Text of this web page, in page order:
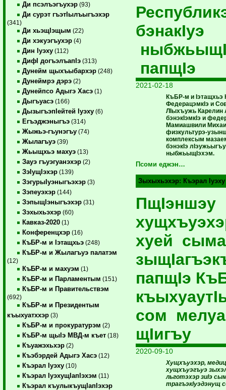
Ди псэлъэгъухэр (93)
Ди сурэт гъэтIылъыгъэхэр
(341)
Ди хьэщIэщым (22)
Ди хэкуэгъухэр (4)
Дин Iуэху (112)
ДифI догъэлъапIэ (313)
Дунейм щыхъыбархэр (248)
Дунеймрэ дэрэ (2)
Дунейпсо Адыгэ Хасэ (1)
Дыгъуасэ (166)
ДызыгъэпIейтей Iуэху (6)
Егъэджэныгъэ (314)
Жыжьэ-гъунэгъу (74)
Жылагъуэ (39)
Жьыщхьэ махуэ (13)
Зауэ гъуэгуанэхэр (2)
ЗэIущIэхэр (139)
ЗэгурыIуэныгъэхэр (3)
Зэпеуэхэр (144)
ЗэпыщIэныгъэхэр (31)
Зэхыхьэхэр (60)
Кавказ-2020 (1)
Конференцхэр (16)
КъБР-м и Iэтащхьэ (248)
КъБР-м и Жылагъуэ палатэм
(12)
КъБР-м и махуэм (1)
КъБР-м и Парламентым (151)
КъБР-м и Правительствэм
(692)
КъБР-м и Президентым
къыхуатххэр (3)
КъБР-м и прокуратурэм (2)
КъБР-м щыIэ МВД-м къет (18)
Къуажэхьхэр (2)
Къэбэрдей Адыгэ Хасэ (12)
Къэрал Iуэху (10)
Къэрал IуэхущIапIэхэм (11)
Къэрал къулыкъущIапIэхэр
бэнакIуэ
папщIэ
2021-02-18
КъБР-м и Iэтащхьэ
ФедерацэмкIэ и
ЛIыхъужь Карелин
бэнэкIэмкIэ и
Мамиашвили
физкультурэ-
комплексым
бэнэкIэ
ныбжьыщIэхэм.
Псоми еджэн…
Зыхыхьэхэр: Къэрал Iуэху
ПщIэншэу
хуей
папщIэ
сом
щIигъу
2020-09-10
Хущхъуэхэр,
хущхъуэгъуэ
льготэхэр зиIэ
трагъэкIуэдэнущ